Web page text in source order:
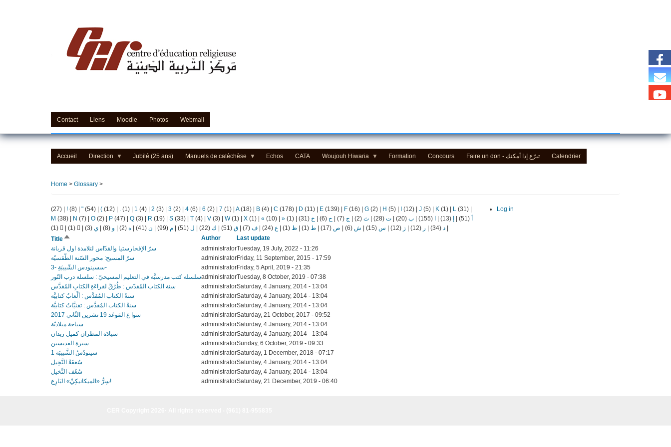
Contact Liens Moodle Photos Webmail
Accueil Direction Jubilé (25 ans) Manuels de catéchèse Echos CATA Woujouh Hiwaria Formation Concours Faire un don - تبرّع إذا أمكنك Calendrier
Home > Glossary >
(27) | ! (8) | " (54) | ( (12) | (1) | 1 (4) | 2 (3) | 3 (2) | 4 (6) | 6 (2) | 7 (1) | A(18) | B (4) | C (178) | D (11) | E (139) | F (16) | G (2) | H (5) | I (12) | J (5) | K (1) | L (31) |
M (38) | N (7) | O (2) | P (47) | Q (3) | R (19) | S (33) | T (4) | V (3) | W(1) | X (1) | « (10) | » (1) | أ (51)
| إ (13)
| ا (155)
| ب (20)
| ت (28)
| ث (2)
| ج (7)
| ح (6)
| خ (31)
| د (34)
| ر (12)
| ز (12)
| س (15)
| ش (6)
| ص (17)
| ط (1)
| ظ (1)
| ع (24)
| ف (7)
| ق (51)
| ك (22)
| ل (51)
| م (99)
| ن (41)
| ه (2)
| و (8)
| ي (3)
|
(1)
|
(1)
TitleSort
descending
Author
Last update
سرّ الإفخارستیا والقدّاس لتلامذة اول قربانة
administratorTuesday, 19 July, 2022 - 11:26
سرّ المسيح: محور السّنة الطّقسيّة
administratorFriday, 11 September, 2015 - 17:59
سسينودس الشّبيبَةِ -3-
administratorFriday, 5 April, 2019 - 21:35
سلسلة كتب مدرسيَّة في التعليم المسيحيّ : سلسلة درب النّورadministratorTuesday, 8 October, 2019 - 07:38
سنة الكتاب المُقدّس : طُرُقٌ لقراءَةِ الكتابِ المُقدَّس
administratorSaturday, 4 January, 2014 - 13:04
سنةُ الكتاب المُقدَّس : ألْعابٌ كتابيَّة
administratorSaturday, 4 January, 2014 - 13:04
سنةُ الكتاب المُقدَّس : تقنيَّاتٌ كتابيَّة
administratorSaturday, 4 January, 2014 - 13:04
سوا غ المَوعَد 19 تشرين الثّاني 2017
administratorSaturday, 21 October, 2017 - 09:52
سياحة ميلاديّة
administratorSaturday, 4 January, 2014 - 13:04
سيادَة المطران كميل زيدان
administratorSaturday, 4 January, 2014 - 13:04
سيرة القديسين
administratorSunday, 6 October, 2019 - 09:33
سينودُسُ الشَّبيبَة 1
administratorSaturday, 1 December, 2018 - 07:17
سُعفَةُ النَّخِيل
administratorSaturday, 4 January, 2014 - 13:04
سُعُف النَّخيل
administratorSaturday, 4 January, 2014 - 13:04
سِرُّ «الميكانيكِيِّ» البَارِع!
administratorSaturday, 21 December, 2019 - 06:40
Log in